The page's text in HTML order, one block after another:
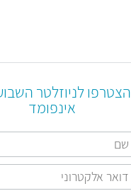
הצטרפו לניוזלטר
אינפומד